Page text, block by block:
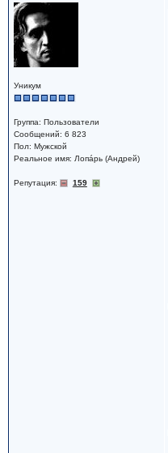
Уникум
Группа: Пользователи
Сообщений: 6 823
Пол: Мужской
Реальное имя: Лопáрь (Андрей)
Репутация: 159